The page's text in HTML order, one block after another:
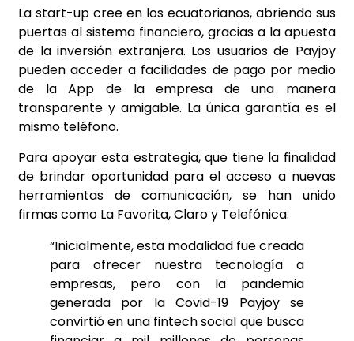
La start-up cree en los ecuatorianos, abriendo sus
puertas al sistema financiero, gracias a la apuesta
de la inversión extranjera. Los usuarios de Payjoy
pueden acceder a facilidades de pago por medio
de la App de la empresa de una manera
transparente y amigable. La única garantía es el
mismo teléfono.
Para apoyar esta estrategia, que tiene la finalidad
de brindar oportunidad para el acceso a nuevas
herramientas de comunicación, se han unido
firmas como La Favorita, Claro y Telefónica.
“Inicialmente, esta modalidad fue creada
para ofrecer nuestra tecnología a
empresas, pero con la pandemia
generada por la Covid-19 Payjoy se
convirtió en una fintech social que busca